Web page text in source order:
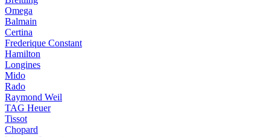
Omega
Balmain
Certina
Frederique Constant
Hamilton
Longines
Mido
Rado
Raymond Weil
TAG Heuer
Tissot
Chopard